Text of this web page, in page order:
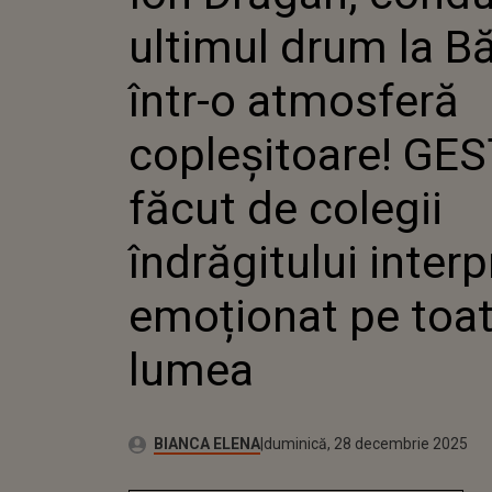
FĂCUT DE
PE TOATĂ
ultimul drum la
într-o atmosferă
copleșitoare!
făcut de colegii
îndrăgitului
emoționat pe
lumea
Autor:BIANCA ELENAPublicat:
duminică, 28 decembrie 2025
Actualizat:
duminică, 28 decembrie 2025